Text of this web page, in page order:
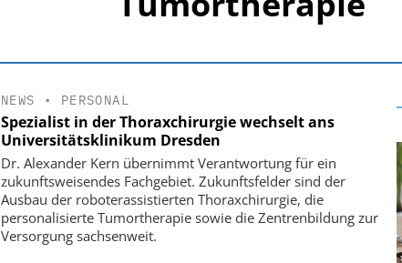
NEWS • PERSONAL
Spezialist in der Thoraxchirurgie wechselt ans
Universitätsklinikum Dresden
Dr. Alexander Kern übernimmt Verantwortung für ein
zukunftsweisendes Fachgebiet. Zukunftsfelder sind der
Ausbau der roboterassistierten Thoraxchirurgie, die
personalisierte Tumortherapie sowie die Zentrenbildung zur
Versorgung sachsenweit.